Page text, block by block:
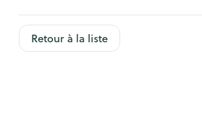
Retour à la liste